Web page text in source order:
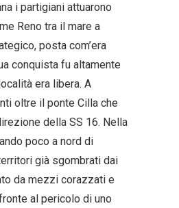
i partigiani attuarono
Reno tra il mare a
posta com’era
conquista fu altamente
era libera. A
oltre il ponte Cilla che
della SS 16. Nella
poco a nord di
già sgombrati dai
da mezzi corazzati e
al pericolo di uno